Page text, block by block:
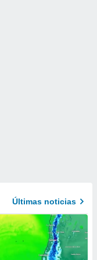
Últimas noticias